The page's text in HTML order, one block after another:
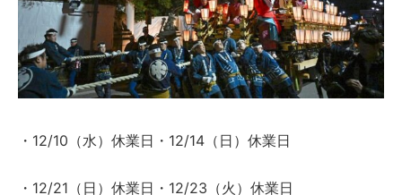
・12/10（水）休業日・12/14（日）休業日
・12/21（日）休業日・12/23（火）休業日